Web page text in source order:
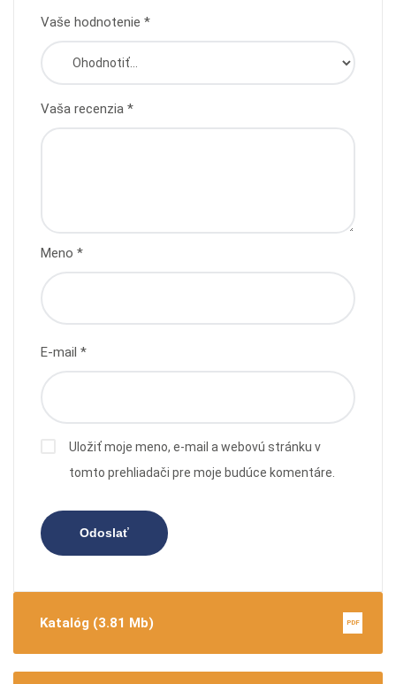
Vaše hodnotenie *
Vaša recenzia *
Meno *
E-mail *
Uložiť moje meno, e-mail a webovú stránku v
tomto prehliadači pre moje budúce komentáre.
Katalóg (3.81 Mb) PDF